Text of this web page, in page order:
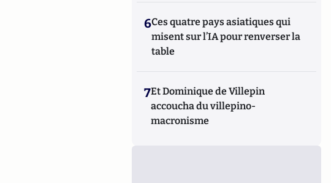
6Ces quatre pays asiatiques qui
misent sur l’IA pour renverser la
table
7Et Dominique de Villepin
accoucha du villepino-
macronisme